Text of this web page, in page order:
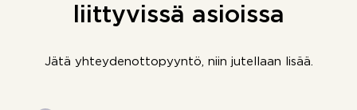
liittyvissä asioissa
Jätä yhteydenottopyyntö, niin jutellaan lisää.